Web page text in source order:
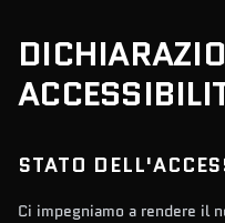
STATO
Ci impegniamo a rendere il